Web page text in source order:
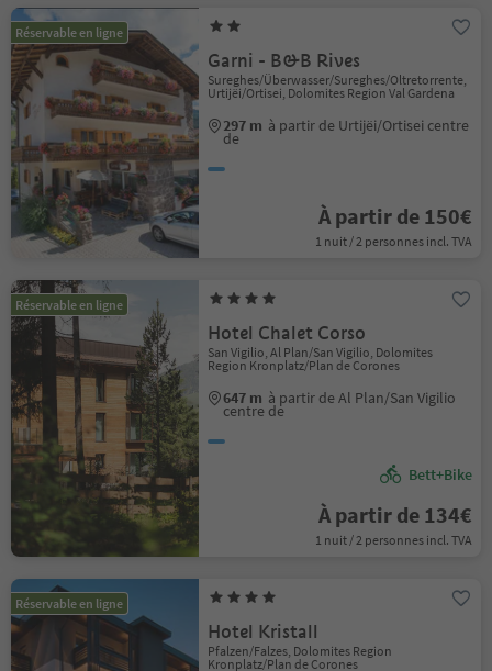
Réservable en ligne
Garni - B&B Rives
Sureghes/Überwasser/Sureghes/Oltretorrente,
Urtijëi/Ortisei, Dolomites Region Val Gardena
297 m à partir de Urtijëi/Ortisei centre
de
À partir de 150€
1 nuit / 2 personnes incl. TVA
Réservable en ligne
Hotel Chalet Corso
San Vigilio, Al Plan/San Vigilio, Dolomites
Region Kronplatz/Plan de Corones
647 m à partir de Al Plan/San Vigilio
centre de
Bett+Bike
À partir de 134€
1 nuit / 2 personnes incl. TVA
Réservable en ligne
Hotel Kristall
Pfalzen/Falzes, Dolomites Region
Kronplatz/Plan de Corones